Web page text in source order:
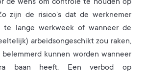
de wens om controle te houden op
zijn de risico’s dat de werknemer
te lange werkweek of wanneer de
arbeidsongeschikt zou raken,
kunnen worden wanneer
baan heeft. Een verbod op